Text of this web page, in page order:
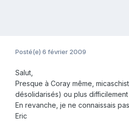
Posté(e) 6 février 2009
Salut,
Presque à Coray même,
désolidarisés) ou plus
En revanche, je ne connaissais
Eric